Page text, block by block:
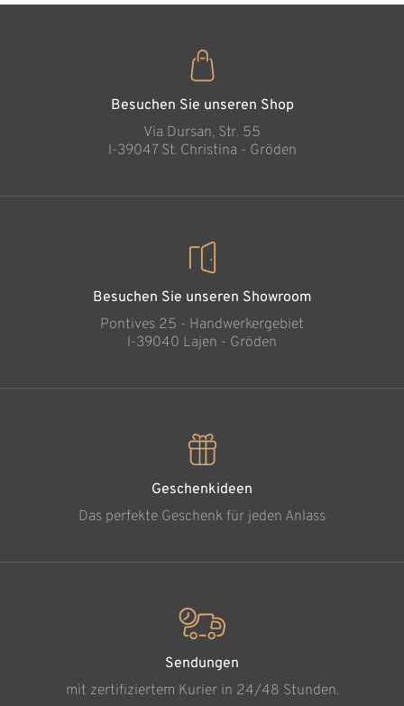
Hinzugefügt zum
Besuchen Sie unseren Shop
Via Dursan, Str. 55
l-39047 St. Christina - Gröden
Besuchen Sie unseren Showroom
Pontives 25 - Handwerkergebiet
l-39040 Lajen - Gröden
Geschenkideen
Das perfekte Geschenk für jeden Anlass
Sendungen
mit zertifiziertem Kurier in 24/48 Stunden.